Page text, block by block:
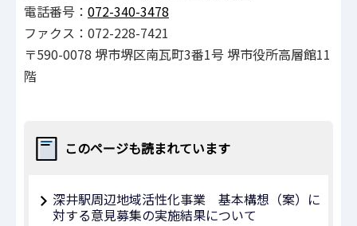
電話番号： 072-340-3478
ファクス：072-228-7421
〒590-0078 堺市堺区南瓦町3番1号 堺市役所高層館11
階
このページも読まれています
深井駅周辺地域活性化事業 基本構想（案）に
対する意見募集の実施結果について